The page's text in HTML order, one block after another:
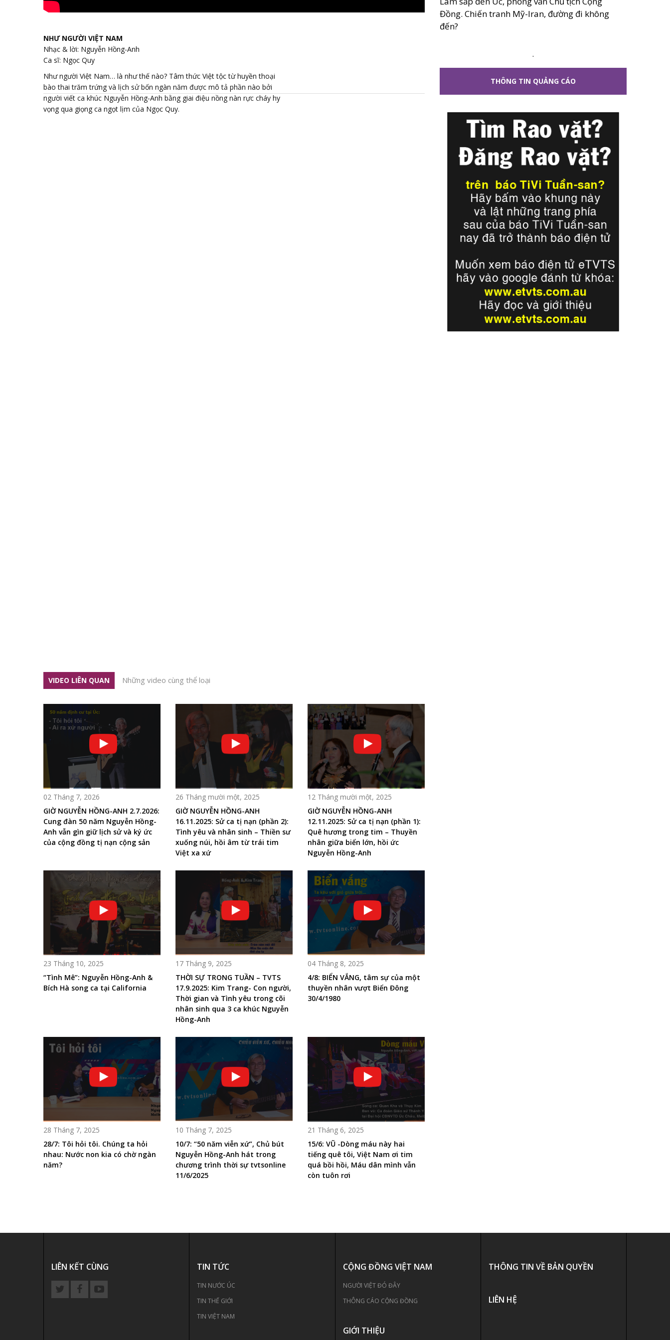
NHƯ NGƯỜI VIỆT NAM
Nhạc & lời: Nguyễn Hồng-Anh
Ca sĩ: Ngọc Quy
Như người Việt Nam… là như thế nào? Tâm thức Việt tộc từ huyền thoại
bào thai trăm trứng và lịch sử bốn ngàn năm được mô tả phần nào bởi
người viết ca khúc Nguyễn Hồng-Anh bằng giai điệu nồng nàn rực cháy hy
vọng qua giọng ca ngọt lịm của Ngọc Quy.
VIDEO LIÊN QUAN Những video cùng thể loại
02 Tháng 7, 2026
GIỜ NGUYỄN HỒNG-ANH 2.7.2026:
Cung đàn 50 năm Nguyễn Hồng-
Anh vẫn gìn giữ lịch sử và ký ức
của cộng đồng tị nạn cộng sản
26 Tháng mười một, 2025
GIỜ NGUYỄN HỒNG-ANH
16.11.2025: Sử ca tị nạn (phần 2):
Tình yêu và nhân sinh – Thiền sư
xuống núi, hồi âm từ trái tim
Việt xa xứ
12 Tháng mười một, 2025
GIỜ NGUYỄN HỒNG-ANH
12.11.2025: Sử ca tị nạn (phần 1):
Quê hương trong tim – Thuyền
nhân giữa biển lớn, hồi ức
Nguyễn Hồng-Anh
23 Tháng 10, 2025
“Tình Mê”: Nguyễn Hồng-Anh &
Bích Hà song ca tại California
17 Tháng 9, 2025
THỜI SỰ TRONG TUẦN – TVTS
17.9.2025: Kim Trang- Con người,
Thời gian và Tình yêu trong cõi
nhân sinh qua 3 ca khúc Nguyễn
Hồng-Anh
04 Tháng 8, 2025
4/8: BIỂN VẮNG, tâm sự của một
thuyền nhân vượt Biển Đông
30/4/1980
28 Tháng 7, 2025
28/7: Tôi hỏi tôi. Chúng ta hỏi
nhau: Nước non kia có chờ ngàn
năm?
10 Tháng 7, 2025
10/7: “50 năm viễn xứ”, Chủ bút
Nguyễn Hồng-Anh hát trong
chương trình thời sự tvtsonline
11/6/2025
21 Tháng 6, 2025
15/6: VŨ -Dòng máu này hai
tiếng quê tôi, Việt Nam ơi tim
quá bồi hồi, Máu dân mình vẫn
còn tuôn rơi
Đồng. Chiến tranh Mỹ-Iran, đường đi không
đến?
.
THÔNG TIN QUẢNG CÁO
LIÊN KẾT CÙNG TIN TỨC
TIN NƯỚC ÚC
TIN THẾ GIỚI
TIN VIỆT NAM
CỘNG ĐỒNG VIỆT NAM
NGƯỜI VIỆT ĐÓ ĐÂY
THÔNG CÁO CỘNG ĐỒNG
GIỚI THIỆU
THÔNG TIN VỀ BẢN QUYỀN
LIÊN HỆ